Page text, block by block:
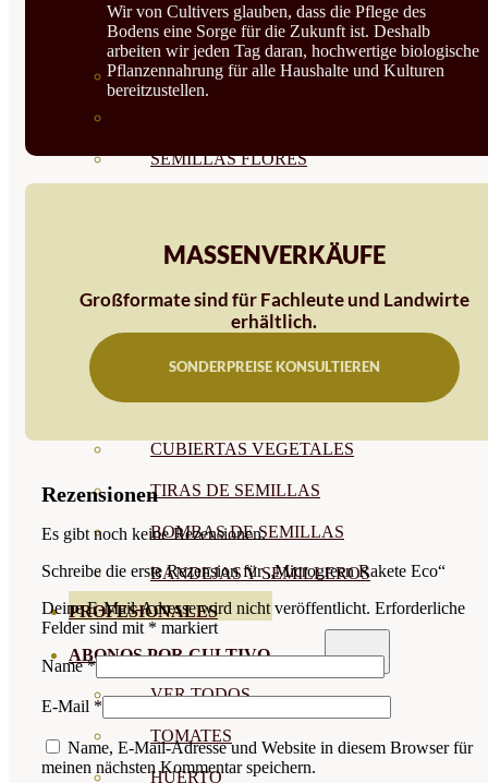
HOJA
SEMILLAS AROMÁTICAS
SEMILLAS FLORES
SEMILLAS TRADICIONALES
SEMILLAS RAÍZ
SEMILLAS LEGUMINOSAS
MICROGREEN
CUBIERTAS VEGETALES
TIRAS DE SEMILLAS
BOMBAS DE SEMILLAS
BANDEJAS Y SEMILLEROS
PROFESIONALES
ABONOS POR CULTIVO
VER TODOS
TOMATES
HUERTO
Wir von Cultivers glauben, dass die Pflege des
Bodens eine Sorge für die Zukunft ist. Deshalb
arbeiten wir jeden Tag daran, hochwertige biologische
Pflanzennahrung für alle Haushalte und Kulturen
bereitzustellen.
MASSENVERKÄUFE
Großformate sind für Fachleute und Landwirte
erhältlich.
SONDERPREISE KONSULTIEREN
Rezensionen
Es gibt noch keine Rezensionen.
Schreibe die erste Rezension für „Microgreen Rakete Eco“
Deine E-Mail-Adresse wird nicht veröffentlicht. Erforderliche
Felder sind mit * markiert
Name*
E-Mail *
Name, E-Mail-Adresse und Website in diesem Browser für
meinen nächsten Kommentar speichern.